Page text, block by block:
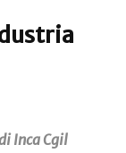
Inca Cgil